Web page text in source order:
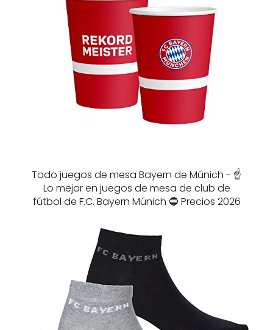
Todo juegos de mesa Bayern de Múnich - ☝️
Lo mejor en juegos de mesa de club de
fútbol de F.C. Bayern Múnich 🔵 Precios 2026